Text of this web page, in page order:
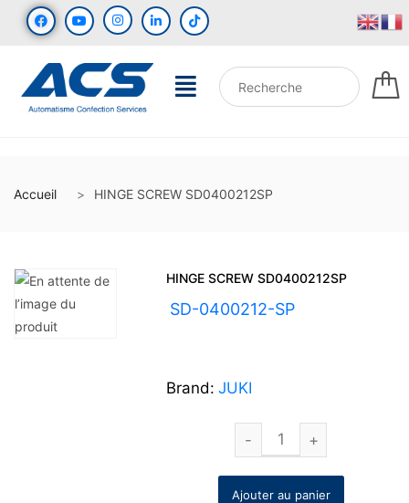
Accueil HINGE SCREW SD0400212SP
HINGE SCREW SD0400212SP
SD-0400212-SP
Brand: JUKI
Ajouter au panier